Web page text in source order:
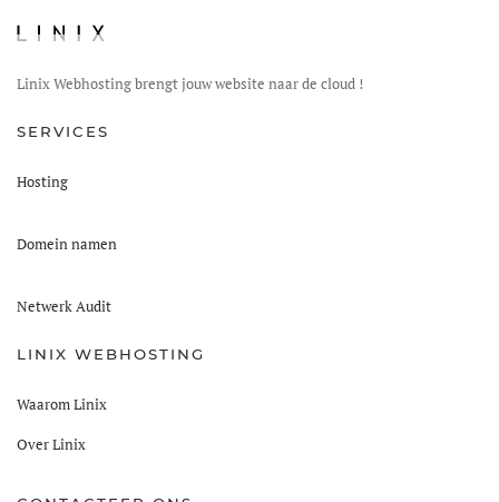
Linix Webhosting brengt jouw website naar de cloud !
SERVICES
Hosting
Domein namen
Netwerk Audit
LINIX WEBHOSTING
Waarom Linix
Over Linix